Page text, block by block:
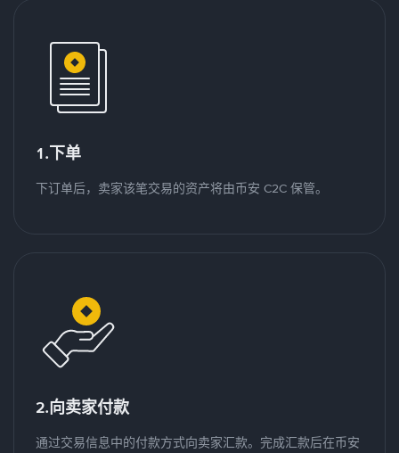
1.下单
下订单后，卖家该笔交易的资产将由币安 C2C 保管。
2.向卖家付款
通过交易信息中的付款方式向卖家汇款。完成汇款后在币安